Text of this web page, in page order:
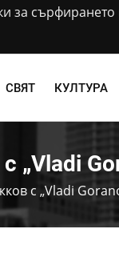
за сърфирането
СВЯТ КУЛТУРА
„Vladi
с „Vladi